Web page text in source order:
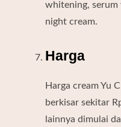
whitening, serum
night cream.
Harga
Harga cream Yu
berkisar sekitar
lainnya dimulai